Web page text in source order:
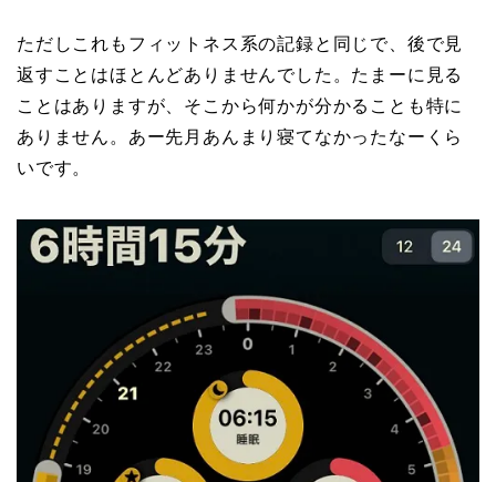
ただしこれもフィットネス系の記録と同じで、後で見
返すことはほとんどありませんでした。たまーに見る
ことはありますが、そこから何かが分かることも特に
ありません。あー先月あんまり寝てなかったなーくら
いです。